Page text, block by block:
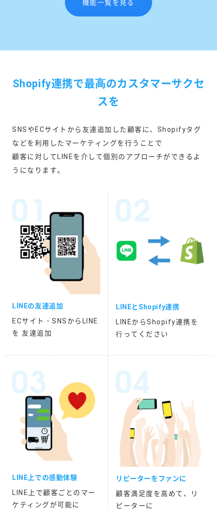
機能一覧を見る
Shopify連携で最⾼のカスタマーサクセ
スを
SNSやECサイトから友達追加した顧客に、Shopifyタグ
などを利用したマーケティングを行うことで
顧客に対してLINEを介して個別のアプローチができるよ
うになります。
LINEの友達追加
ECサイト・SNSからLINE
を 友達追加
LINEとShopify連携
LINEからShopify連携を
⾏ってください
LINE上での感動体験
LINE上で顧客ごとのマー
ケティングが可能に
リピーターをファンに
顧客満足度を高めて、リ
ピーターに